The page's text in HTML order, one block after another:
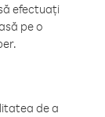
efectuați
pe o
de a